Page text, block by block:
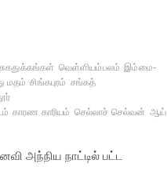
சுகதுக்கங்கள் வெள்ளியம்பலம் இம்மை-
மதம் சிங்கபுரம் சங்கத்
காரண காரியம் செல்லாச் செல்வன் ஆய்
அந்நிய நாட்டில் பட்ட